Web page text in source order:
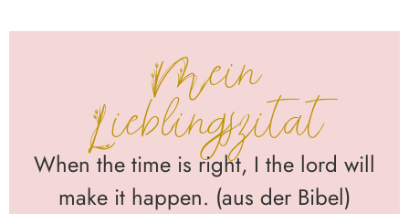
Mein
Lieblingszitat
When the time is right, I the lord will
make it happen. (aus der Bibel)